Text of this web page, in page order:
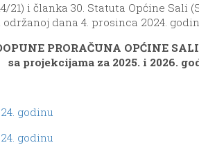
21) i članka 30. Statuta Općine Sali
dana 4. prosinca 2024.
PRORAČUNA OPĆINE
sa projekcijama za 2025. i 2026.
godinu
godinu